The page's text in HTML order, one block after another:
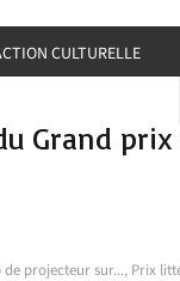
CULTURELLE
Grand
de projecteur sur..., Prix